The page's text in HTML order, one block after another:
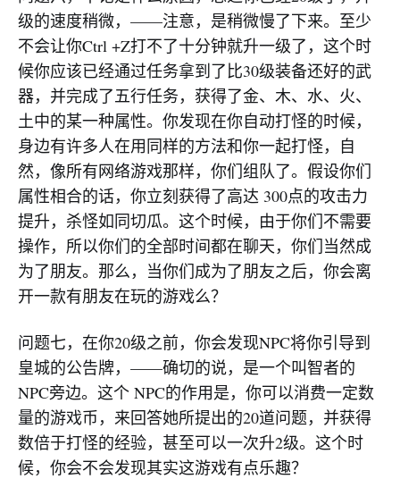
级的速度稍微，——注意，是稍微慢了下来。至少
不会让你Ctrl +Z打不了十分钟就升一级了，这个时
候你应该已经通过任务拿到了比30级装备还好的武
器，并完成了五行任务，获得了金、木、水、火、
土中的某一种属性。你发现在你自动打怪的时候，
身边有许多人在用同样的方法和你一起打怪，自
然，像所有网络游戏那样，你们组队了。假设你们
属性相合的话，你立刻获得了高达 300点的攻击力
提升，杀怪如同切瓜。这个时候，由于你们不需要
操作，所以你们的全部时间都在聊天，你们当然成
为了朋友。那么，当你们成为了朋友之后，你会离
开一款有朋友在玩的游戏么？
问题七，在你20级之前，你会发现NPC将你引导到
皇城的公告牌，——确切的说，是一个叫智者的
NPC旁边。这个 NPC的作用是，你可以消费一定数
量的游戏币，来回答她所提出的20道问题，并获得
数倍于打怪的经验，甚至可以一次升2级。这个时
候，你会不会发现其实这游戏有点乐趣？